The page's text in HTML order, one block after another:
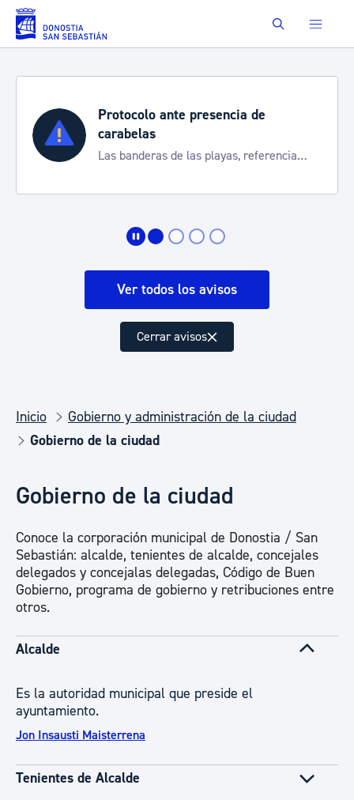
Saltar al contenido principal Buscar
Protocolo ante presencia de
carabelas
Las banderas de las playas, referencia
Ver todos los avisos
Cerrar avisos
Inicio
Gobierno y administración de la ciudad
Gobierno de la ciudad
Gobierno de la ciudad
Conoce la corporación municipal de Donostia / San
Sebastián: alcalde, tenientes de alcalde, concejales
delegados y concejalas delegadas, Código de Buen
Gobierno, programa de gobierno y retribuciones entre
otros.
Alcalde
Es la autoridad municipal que preside el
ayuntamiento.
Jon Insausti Maisterrena
Tenientes de Alcalde